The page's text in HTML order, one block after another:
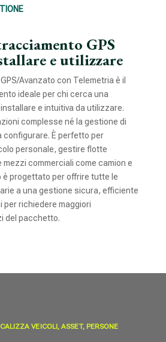
GPS
e utilizzare
Avanzato con Telemetria è il
ideale per chi cerca una
e intuitiva da utilizzare.
complesse né la gestione di
configurare. È perfetto per
personale, gestire flotte
commerciali come camion e
è progettato per offrire tutte le
a una gestione sicura, efficiente
richiedere maggiori
del pacchetto.
VEICOLI, ASSET, PERSONE